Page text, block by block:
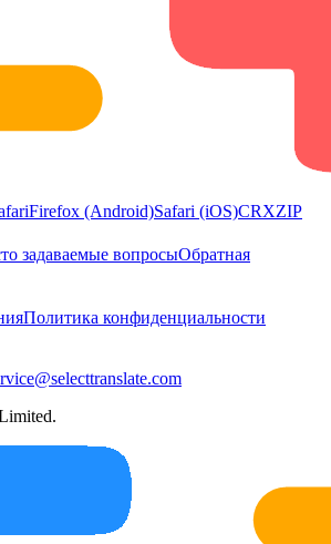
Firefox (Android)Safari (iOS)CRXZIP
задаваемые вопросыОбратная
Политика конфиденциальности